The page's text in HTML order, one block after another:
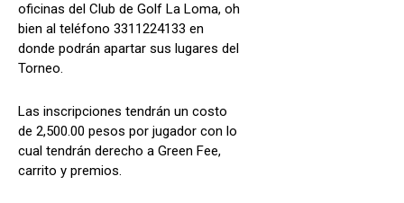
oficinas del Club de Golf La Loma, oh
bien al teléfono 3311224133 en
donde podrán apartar sus lugares del
Torneo.
Las inscripciones tendrán un costo
de 2,500.00 pesos por jugador con lo
cual tendrán derecho a Green Fee,
carrito y premios.